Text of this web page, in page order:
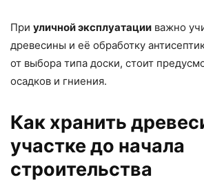
При уличной эксплуатации важно
древесины и её обработку
от выбора типа доски, стоит
осадков и гниения.
Как хранить
участке до начала
строительства